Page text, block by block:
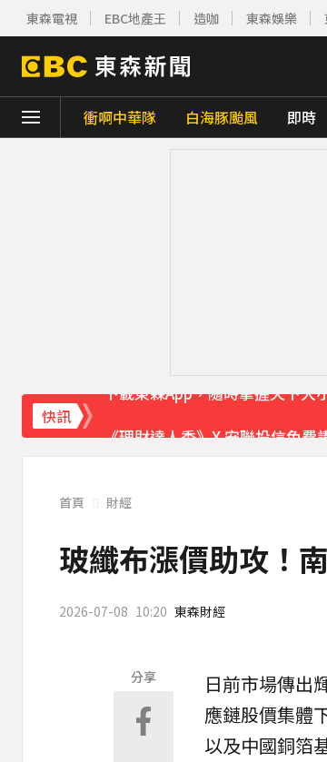
東森電視 EBC地產王 造咖 東森娛樂
衝啊中華隊 白海豚颱風 即時
快訊
首頁 財經
玻纖布漲價助攻！
2026-07-08 10:20 東森財經
分享 日前市場傳出
應鏈股價集體
以及中國銅箔